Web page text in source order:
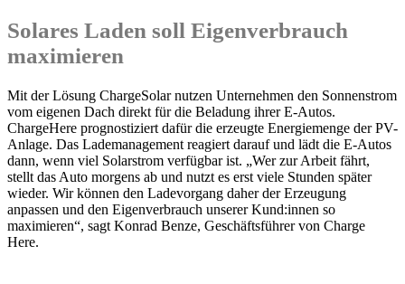
Solares Laden soll Eigenverbrauch
maximieren
Mit der Lösung ChargeSolar nutzen Unternehmen den Sonnenstrom
vom eigenen Dach direkt für die Beladung ihrer E-Autos.
ChargeHere prognostiziert dafür die erzeugte Energiemenge der PV-
Anlage. Das Lademanagement reagiert darauf und lädt die E-Autos
dann, wenn viel Solarstrom verfügbar ist. „Wer zur Arbeit fährt,
stellt das Auto morgens ab und nutzt es erst viele Stunden später
wieder. Wir können den Ladevorgang daher der Erzeugung
anpassen und den Eigenverbrauch unserer Kund:innen so
maximieren“, sagt Konrad Benze, Geschäftsführer von Charge
Here.